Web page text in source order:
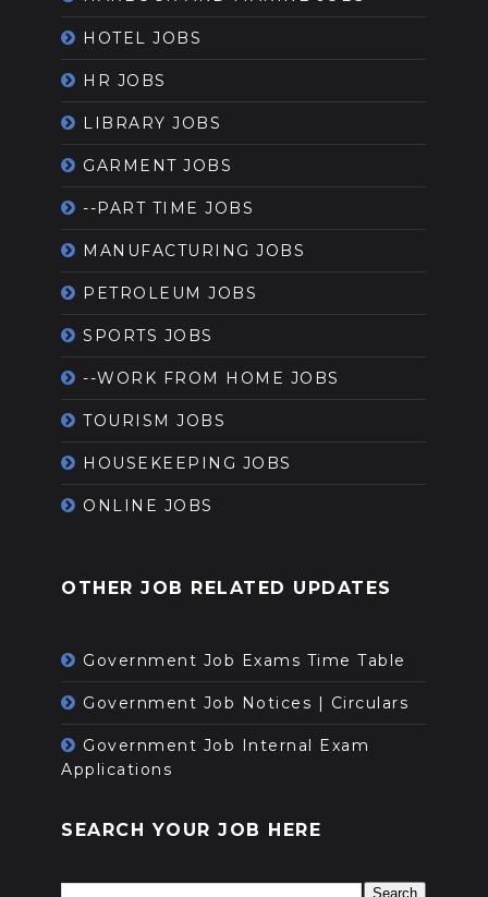
HOTEL JOBS
HR JOBS
LIBRARY JOBS
GARMENT JOBS
--PART TIME JOBS
MANUFACTURING JOBS
PETROLEUM JOBS
SPORTS JOBS
--WORK FROM HOME JOBS
TOURISM JOBS
HOUSEKEEPING JOBS
ONLINE JOBS
OTHER JOB RELATED UPDATES
Government Job Exams Time Table
Government Job Notices | Circulars
Government Job Internal Exam
Applications
SEARCH YOUR JOB HERE